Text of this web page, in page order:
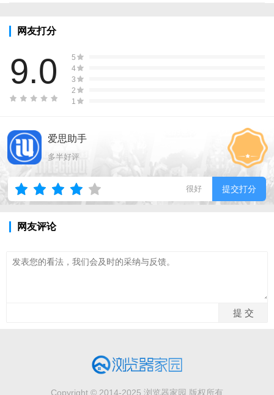
网友打分
9.0
5
4
3
2
1
爱思助手
多半好评
很好 提交打分
网友评论
Copyright © 2014-2025 浏览器家园 版权所有